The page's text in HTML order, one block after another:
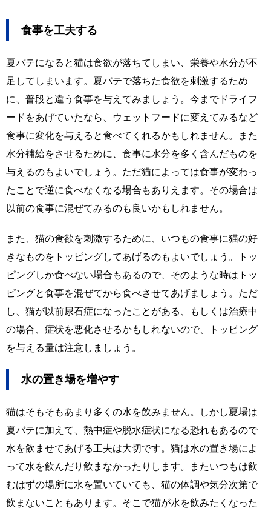
食事を工夫する
夏バテになると猫は食欲が落ちてしまい、栄養や水分が不
足してしまいます。夏バテで落ちた食欲を刺激するため
に、普段と違う食事を与えてみましょう。今までドライフ
ードをあげていたなら、ウェットフードに変えてみるなど
食事に変化を与えると食べてくれるかもしれません。また
水分補給をさせるために、食事に水分を多く含んだものを
与えるのもよいでしょう。ただ猫によっては食事が変わっ
たことで逆に食べなくなる場合もありえます。その場合は
以前の食事に混ぜてみるのも良いかもしれません。
また、猫の食欲を刺激するために、いつもの食事に猫の好
きなものをトッピングしてあげるのもよいでしょう。トッ
ピングしか食べない場合もあるので、そのような時はトッ
ピングと食事を混ぜてから食べさせてあげましょう。ただ
し、猫が以前尿石症になったことがある、もしくは治療中
の場合、症状を悪化させるかもしれないので、トッピング
を与える量は注意しましょう。
水の置き場を増やす
猫はそもそもあまり多くの水を飲みません。しかし夏場は
夏バテに加えて、熱中症や脱水症状になる恐れもあるので
水を飲ませてあげる工夫は大切です。猫は水の置き場によ
って水を飲んだり飲まなかったりします。またいつもは飲
むはずの場所に水を置いていても、猫の体調や気分次第で
飲まないこともあります。そこで猫が水を飲みたくなった